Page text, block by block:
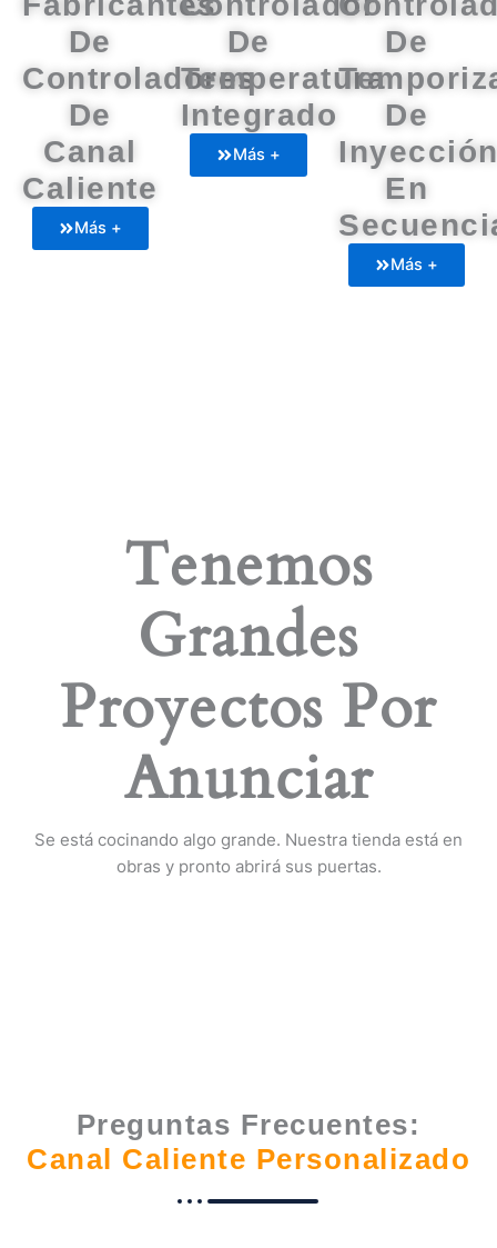
De
Controladores
De
Canal
Caliente
Más +
De
Temperatura
Integrado
Más +
De
De
En
Más +
Tenemos
Grandes
Proyectos Por
Anunciar
Se está cocinando algo grande. Nuestra tienda está en
obras y pronto abrirá sus puertas.
Preguntas Frecuentes:
Canal Caliente Personalizado